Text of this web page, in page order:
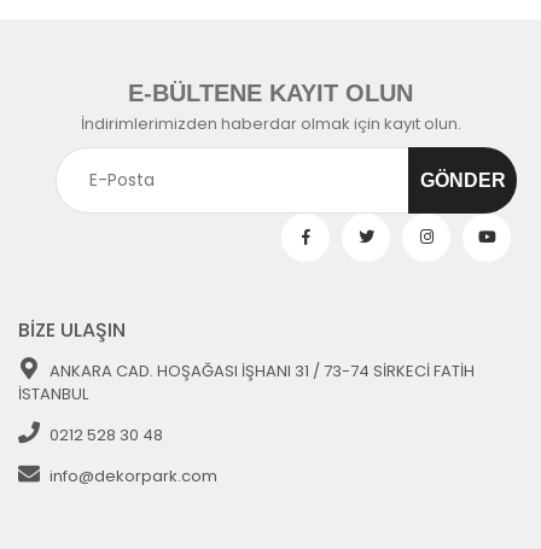
E-BÜLTENE KAYIT OLUN
İndirimlerimizden haberdar olmak için kayıt olun.
BİZE ULAŞIN
ANKARA CAD. HOŞAĞASI İŞHANI 31 / 73-74 SİRKECİ FATİH
İSTANBUL
0212 528 30 48
info@dekorpark.com